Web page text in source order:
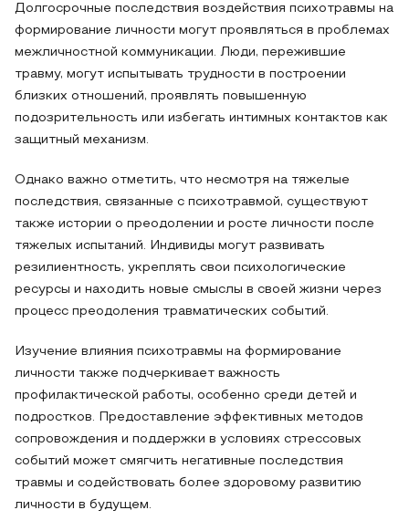
Долгосрочные последствия воздействия психотравмы на
формирование личности могут проявляться в проблемах
межличностной коммуникации. Люди, пережившие
травму, могут испытывать трудности в построении
близких отношений, проявлять повышенную
подозрительность или избегать интимных контактов как
защитный механизм.
Однако важно отметить, что несмотря на тяжелые
последствия, связанные с психотравмой, существуют
также истории о преодолении и росте личности после
тяжелых испытаний. Индивиды могут развивать
резилиентность, укреплять свои психологические
ресурсы и находить новые смыслы в своей жизни через
процесс преодоления травматических событий.
Изучение влияния психотравмы на формирование
личности также подчеркивает важность
профилактической работы, особенно среди детей и
подростков. Предоставление эффективных методов
сопровождения и поддержки в условиях стрессовых
событий может смягчить негативные последствия
травмы и содействовать более здоровому развитию
личности в будущем.